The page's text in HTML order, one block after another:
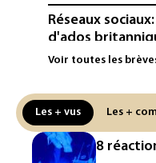
Réseaux
d'ados
contourner le
un matériau clé
Les Etats-Unis
production
Voir toutes les
Les + vus Les +
8